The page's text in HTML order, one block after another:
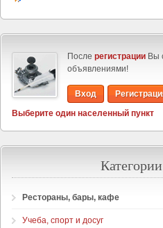
После регистрации Вы
объявлениями!
Вход
Выберите один населенный пункт
Рестораны, бары, кафе
Учеба, спорт и досуг